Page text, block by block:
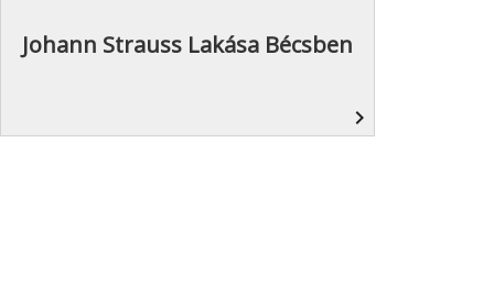
Johann Strauss Lakása Bécsben
navigate_next